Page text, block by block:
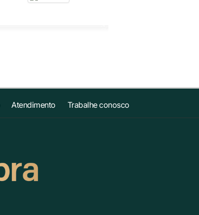
Atendimento Trabalhe conosco